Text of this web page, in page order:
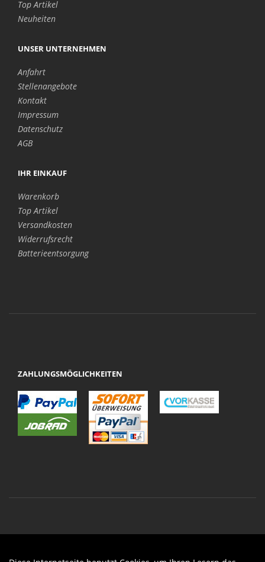
Top Artikel
Neuheiten
UNSER UNTERNEHMEN
Anfahrt
Stellenangebote
Kontakt
Impressum
Datenschutz
AGB
IHR EINKAUF
Warenkorb
Top Artikel
Versandkosten
Widerrufsrecht
Batterieentsorgung
ZAHLUNGSMÖGLICHKEITEN